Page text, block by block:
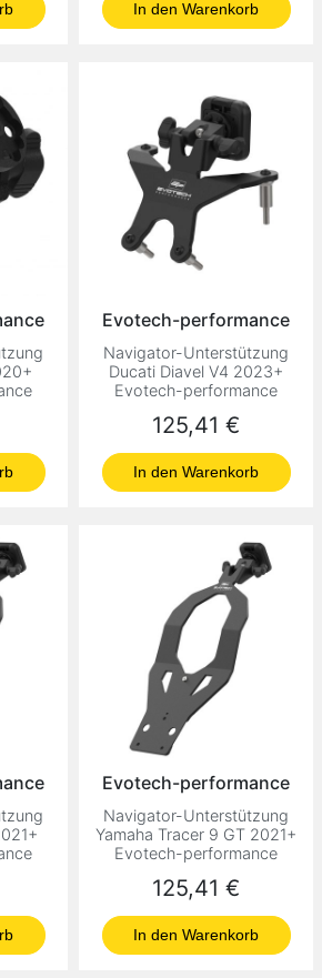
In den Warenkorb
Evotech-performance
Navigator-Unterstützung
Ducati Diavel V4 2023+
Evotech-performance
Preis
125,41 €
In den Warenkorb
Evotech-performance
Navigator-Unterstützung
Yamaha Tracer 9 GT 2021+
Evotech-performance
Preis
125,41 €
In den Warenkorb